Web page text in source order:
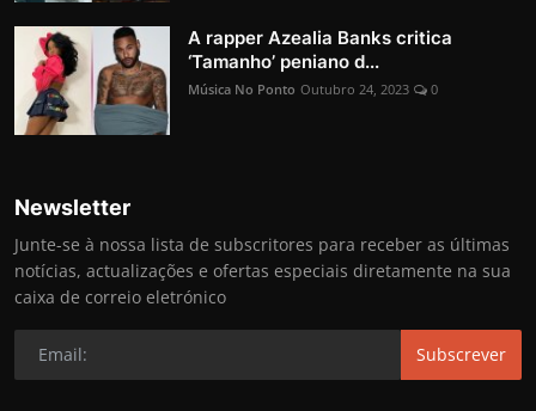
A rapper Azealia Banks critica
‘Tamanho’ peniano d...
Música No Ponto Outubro 24, 2023 0
Newsletter
Junte-se à nossa lista de subscritores para receber as últimas
notícias, actualizações e ofertas especiais diretamente na sua
caixa de correio eletrónico
Subscrever